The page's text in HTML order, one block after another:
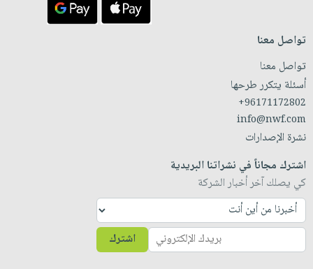
تواصل معنا
تواصل معنا
أسئلة يتكرر طرحها
+96171172802
info@nwf.com
نشرة الإصدارات
اشترك مجاناً في نشراتنا البريدية
كي يصلك آخر أخبار الشركة
اشترك